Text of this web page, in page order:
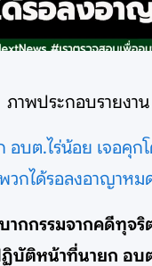
ภาพประกอบรายงาน
อบต.ไร่น้อย เจอคุก
วกได้รอลงอาญาหม
ากกรรมจากคดีทุจ
ฏิบัติหน้าที่นายก อบ